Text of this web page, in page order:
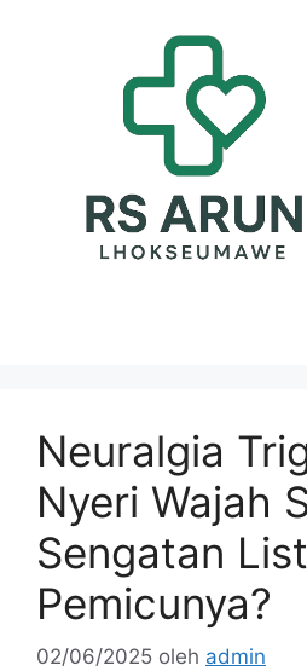
Neuralgia
Nyeri Wajah
Sengatan
Pemicunya?
02/06/2025 oleh admin